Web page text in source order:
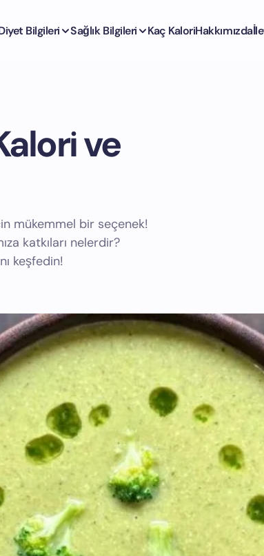
Bilgileri Sağlık Bilgileri Kaç KaloriHakkımızda
ve
mükemmel bir seçenek!
katkıları nelerdir?
keşfedin!